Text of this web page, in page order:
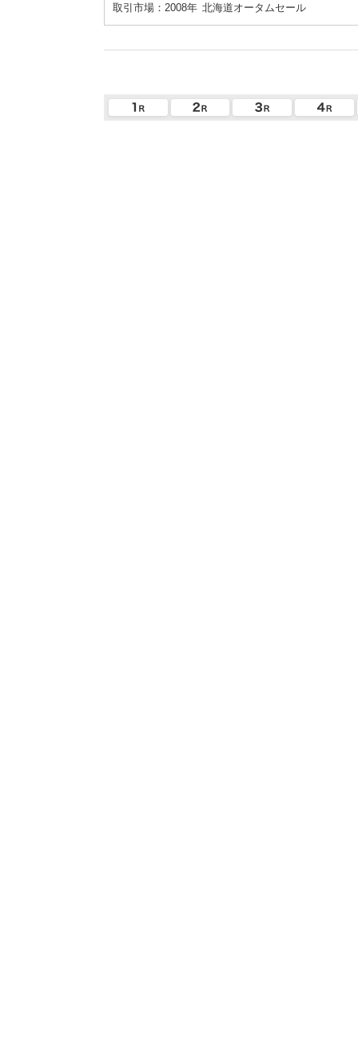
取引市場：2008年 北海道オータムセール